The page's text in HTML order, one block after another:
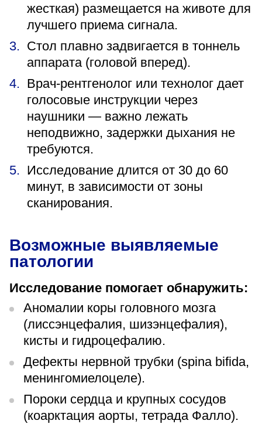
жесткая) размещается на животе для
лучшего приема сигнала.
Стол плавно задвигается в тоннель
аппарата (головой вперед).
Врач-рентгенолог или технолог дает
голосовые инструкции через
наушники — важно лежать
неподвижно, задержки дыхания не
требуются.
Исследование длится от 30 до 60
минут, в зависимости от зоны
сканирования.
Возможные выявляемые
патологии
Исследование помогает обнаружить:
Аномалии коры головного мозга
(лиссэнцефалия, шизэнцефалия),
кисты и гидроцефалию.
Дефекты нервной трубки (spina bifida,
менингомиелоцеле).
Пороки сердца и крупных сосудов
(коарктация аорты, тетрада Фалло).